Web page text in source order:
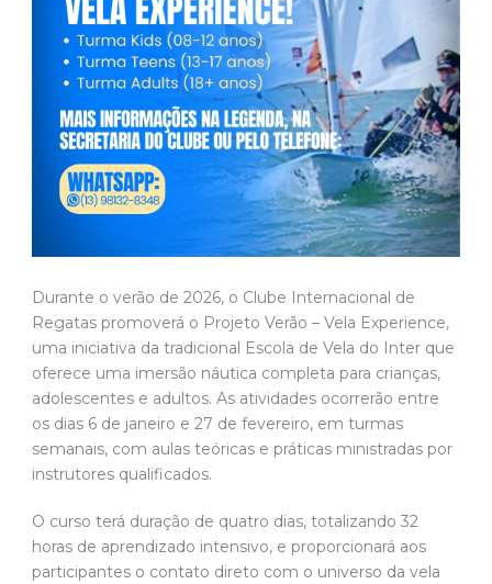
Durante o verão de 2026, o Clube Internacional de
Regatas promoverá o Projeto Verão – Vela Experience,
uma iniciativa da tradicional Escola de Vela do Inter que
oferece uma imersão náutica completa para crianças,
adolescentes e adultos. As atividades ocorrerão entre
os dias 6 de janeiro e 27 de fevereiro, em turmas
semanais, com aulas teóricas e práticas ministradas por
instrutores qualificados.
O curso terá duração de quatro dias, totalizando 32
horas de aprendizado intensivo, e proporcionará aos
participantes o contato direto com o universo da vela